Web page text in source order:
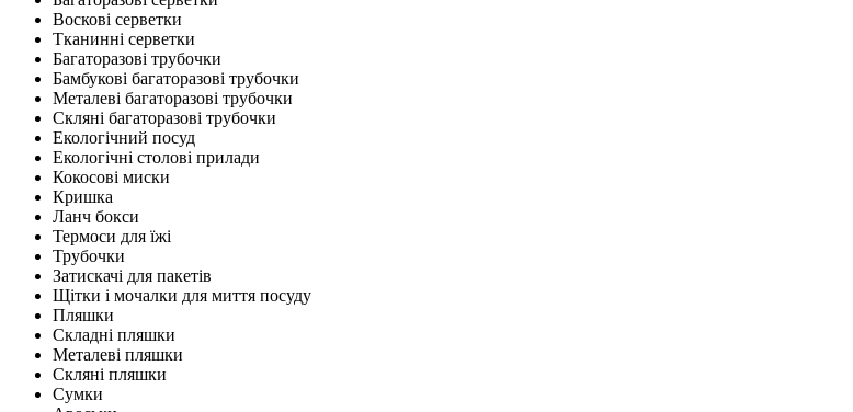
Воскові серветки
Тканинні серветки
Багаторазові трубочки
Бамбукові багаторазові трубочки
Металеві багаторазові трубочки
Скляні багаторазові трубочки
Екологічний посуд
Екологічні столові прилади
Кокосові миски
Кришка
Ланч бокси
Термоси для їжі
Трубочки
Затискачі для пакетів
Щітки і мочалки для миття посуду
Пляшки
Складні пляшки
Металеві пляшки
Скляні пляшки
Сумки